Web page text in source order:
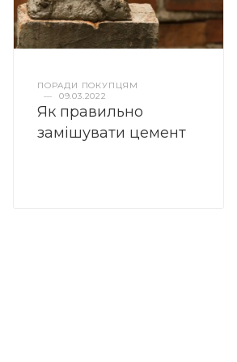
ПОРАДИ ПОКУПЦЯМ
—
09.03.2022
Як правильно
замішувати цемент